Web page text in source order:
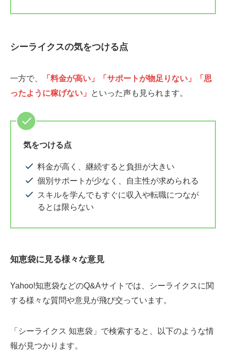
シーライクスの気をつける点
一方で、
「料金が高い」「サポートが物足りない」「思
ったように稼げない」
といった声も見られます。
気をつける点
料金が高く、継続すると負担が大きい
個別サポートが少なく、自主性が求められる
スキルを学んでもすぐに収入や転職につなが
るとは限らない
知恵袋に見る様々な意見
Yahoo!知恵袋などのQ&Aサイトでは、シーライクスに関
する様々な質問や意見が飛び交っています。
「シーライクス 知恵袋」で検索すると、以下のような情
報が見つかります。